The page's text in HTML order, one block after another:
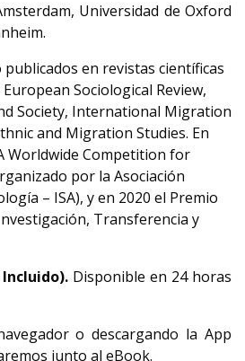
Universidad de Oxford
en revistas científicas
Sociological Review,
Society, International Migration
and Migration Studies. En
Worldwide Competition for
por la Asociación
– ISA), y en 2020 el Premio
Transferencia y
Incluido). Disponible en 24 horas
o descargando la App
junto al eBook.